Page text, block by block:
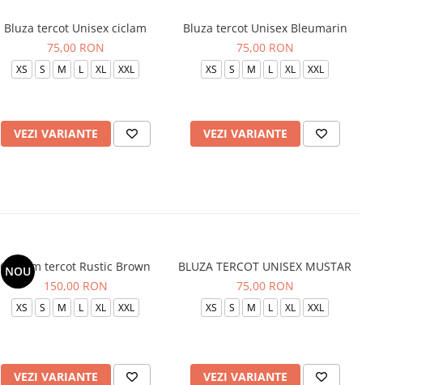
Bluza tercot Unisex ciclam
75,00 RON
XS S M L XL XXL
VEZI VARIANTE
Bluza tercot Unisex Bleumarin
75,00 RON
XS S M L XL XXL
VEZI VARIANTE
NOU
Costum tercot Rustic Brown
150,00 RON
XS S M L XL XXL
VEZI VARIANTE
BLUZA TERCOT UNISEX MUSTAR
75,00 RON
XS S M L XL XXL
VEZI VARIANTE